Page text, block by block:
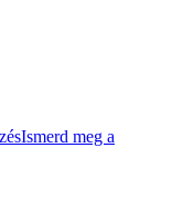
Ismerd meg a